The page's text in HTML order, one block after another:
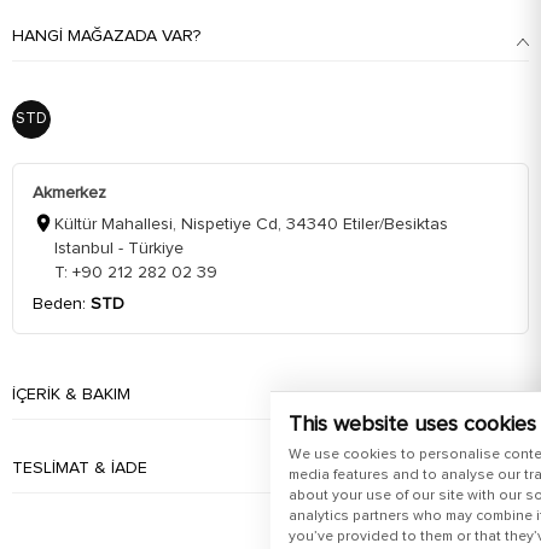
This website uses cookies
We use cookies to personalise
media features and to analyse our
about your use of our site with our
analytics partners who may
you’ve provided to them or that
HANGI MAĞAZADA VAR?
STD
Akmerkez
Kültür Mahallesi, Nispetiye Cd, 34340 Etiler/Besiktas
Istanbul - Türkiye
T: +90 212 282 02 39
Beden: STD
İÇERIK & BAKIM
TESLIMAT & İADE